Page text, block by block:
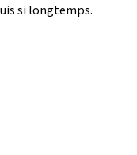
si longtemps.